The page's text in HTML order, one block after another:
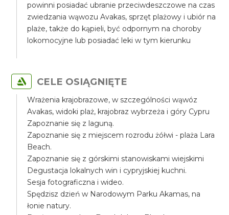
powinni posiadać ubranie przeciwdeszczowe na czas
zwiedzania wąwozu Avakas, sprzęt plażowy i ubiór na
plaże, także do kąpieli, być odpornym na choroby
lokomocyjne lub posiadać leki w tym kierunku
CELE OSIĄGNIĘTE
Wrażenia krajobrazowe, w szczególności wąwóz
Avakas, widoki plaż, krajobraz wybrzeża i góry Cypru
Zapoznanie się z laguną.
Zapoznanie się z miejscem rozrodu żółwi - plaża Lara
Beach.
Zapoznanie się z górskimi stanowiskami wiejskimi
Degustacja lokalnych win i cypryjskiej kuchni.
Sesja fotograficzna i wideo.
Spędzisz dzień w Narodowym Parku Akamas, na
łonie natury.